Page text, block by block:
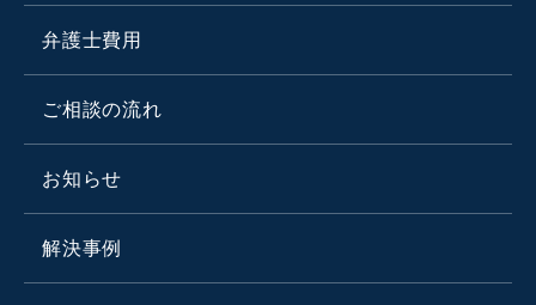
弁護士費用
ご相談の流れ
お知らせ
解決事例